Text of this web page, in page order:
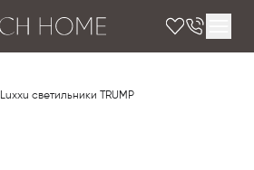
Luxxu светильники TRUMP